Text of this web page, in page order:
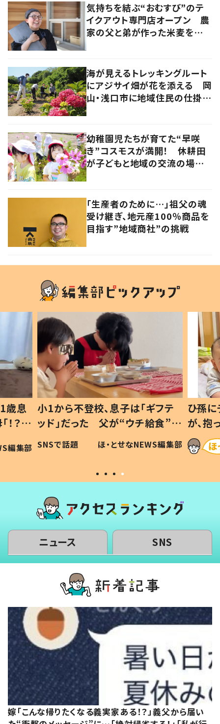
気持ちを結ぶ“おむすび”のテ
イクアウト専門店オープン 農
家の父と弟が作った米麦を使
海が見えるトレッキングルート
にアジサイ畑が花を添える 岡
山・浅口市に地域住民の仕掛け
幼稚園児たちが育てた“早咲
き”コスモスが満開！ 休耕田
が子どもと地域の交流の場
「生産者のために…」祖父の魂
受け継ぎ、地元産100％商品を
目指す”地域商社”の挑戦
歳息
？」
編集部
小1から不登校、息子は「ギフテ
ッド」だった 父が“ウチ給食”を
作り続ける理由とは #令和の親
#令和の子
SNSで話題 ほ・とせなNEWS編集部
ひ孫
が、
「涙が
い」
ニュース SNS
嫁「こんな帰りたくなる義実家ある！？」義父から届い